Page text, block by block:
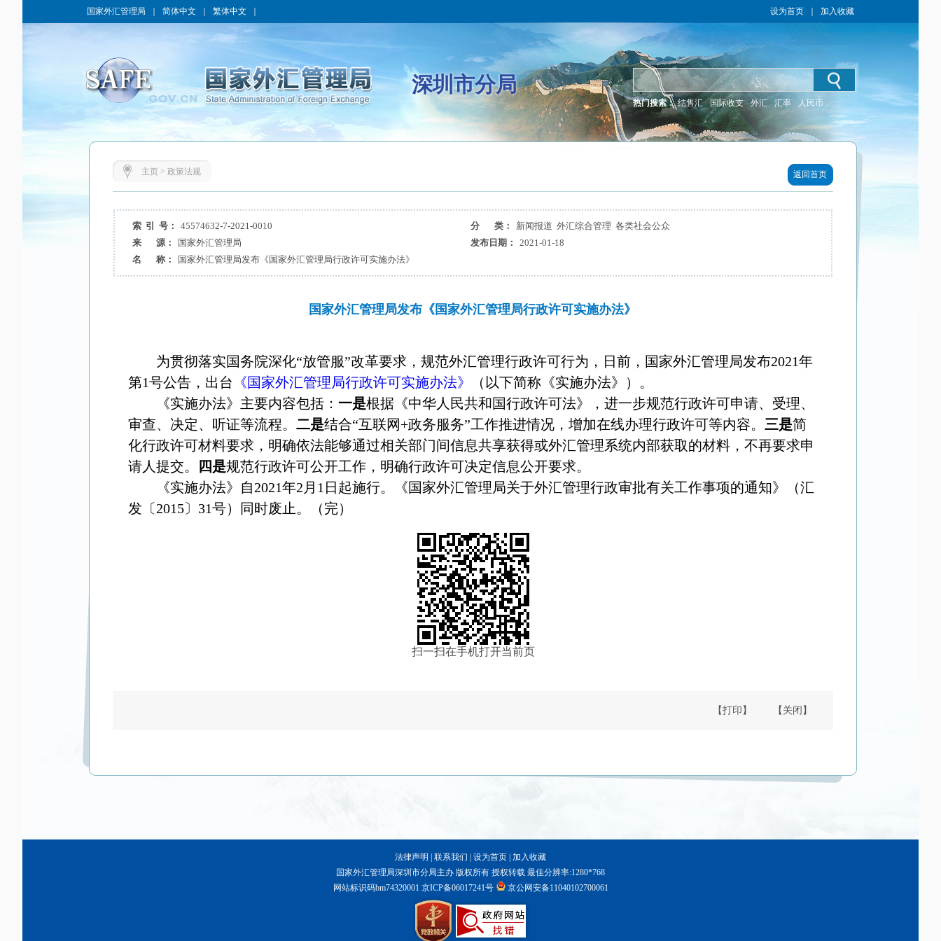
国家外汇管理局 简体中文 繁体中文 设为首页 加入收藏
深圳市分局
热门搜索： 结售汇 国际收支 外汇 汇率 人民币
主页> 政策法规 返回首页
索 引 号： 45574632-7-2021-0010 分 类：
新闻报道 外汇综合管理 各类社会公众
来 源：
国家外汇管理局 发布日期：
2021-01-18
名 称：
国家外汇管理局发布《国家外汇管理局行政许可实施办法》
国家外汇管理局发布《国家外汇管理局行政许可实施办法》
为贯彻落实国务院深化“放管服”改革要求，规范外汇管理行政许可行为，日前，国家外汇管理局发布2021年
第1号公告，出台 《国家外汇管理局行政许可实施办法》
（以下简称《实施办法》）。
《实施办法》主要内容包括： 一是根据《中华人民共和国行政许可法》，进一步规范行政许可申请、受理、
审查、决定、听证等流程。 二是结合“互联网+政务服务”工作推进情况，增加在线办理行政许可等内容。 三是简
化行政许可材料要求，明确依法能够通过相关部门间信息共享获得或外汇管理系统内部获取的材料，不再要求申
请人提交。
四是规范行政许可公开工作，明确行政许可决定信息公开要求。
《实施办法》自2021年2月1日起施行。《国家外汇管理局关于外汇管理行政审批有关工作事项的通知》（汇
发〔2015〕31号）同时废止。（完）
扫一扫在手机打开当前页
【打印】 【关闭】
法律声明 联系我们 设为首页 加入收藏
国家外汇管理局深圳市分局主办 版权所有 授权转载 最佳分辨率:1280*768
网站标识码bm74320001京ICP备06017241号 京公网安备11040102700061